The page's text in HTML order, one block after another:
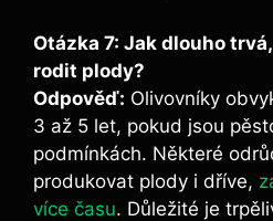
Otázka 7: Jak dlouho
rodit plody?
Odpověď: Olivovníky
3 až 5 let, pokud jsou
podmínkách. Některé
produkovat plody i dříve,
více času. Důležité je